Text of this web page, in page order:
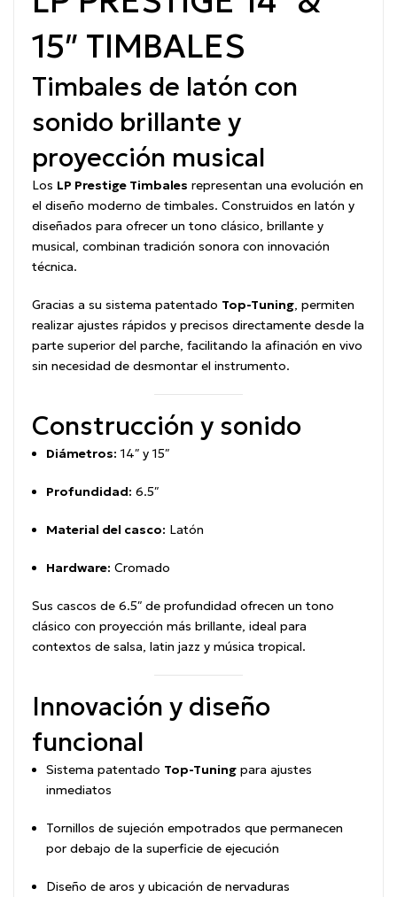
15″ TIMBALES
Timbales de latón con
sonido brillante y
proyección musical
Los LP Prestige Timbales representan una evolución en
el diseño moderno de timbales. Construidos en latón y
diseñados para ofrecer un tono clásico, brillante y
musical, combinan tradición sonora con innovación
técnica.
Gracias a su sistema patentado Top-Tuning, permiten
realizar ajustes rápidos y precisos directamente desde la
parte superior del parche, facilitando la afinación en vivo
sin necesidad de desmontar el instrumento.
Construcción y sonido
Diámetros: 14″ y 15″
Profundidad: 6.5″
Material del casco: Latón
Hardware: Cromado
Sus cascos de 6.5″ de profundidad ofrecen un tono
clásico con proyección más brillante, ideal para
contextos de salsa, latin jazz y música tropical.
Innovación y diseño
funcional
Sistema patentado Top-Tuning para ajustes
inmediatos
Tornillos de sujeción empotrados que permanecen
por debajo de la superficie de ejecución
Diseño de aros y ubicación de nervaduras